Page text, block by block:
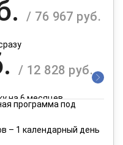
/ 76 967 руб.
/ 12 828 руб.
на 6 месяцев
/ 6 414 руб.
программа под
– 1 календарный день